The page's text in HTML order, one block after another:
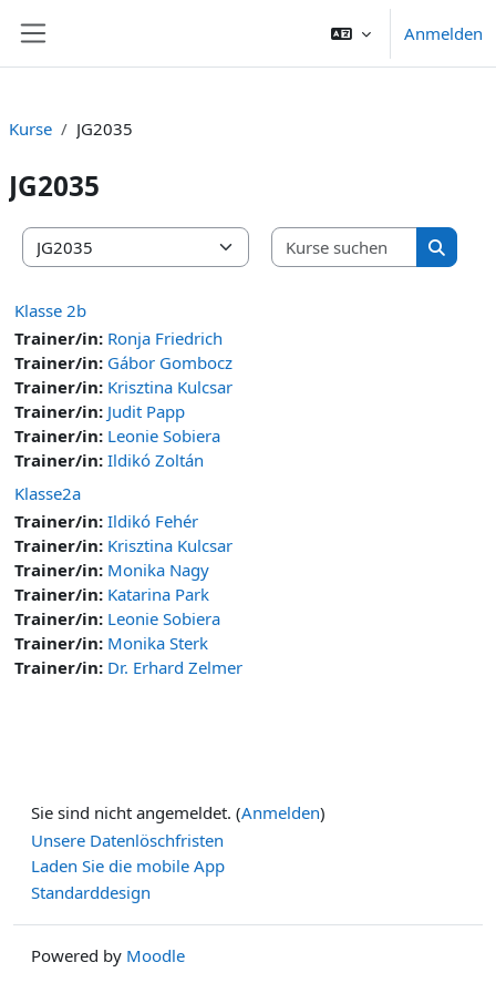
Anmelden
Kurse JG2035
JG2035
Kursbereiche
Kurse
Kurse
Klasse 2b
Trainer/in: Ronja Friedrich
Trainer/in: Gábor Gombocz
Trainer/in: Krisztina Kulcsar
Trainer/in: Judit Papp
Trainer/in: Leonie Sobiera
Trainer/in: Ildikó Zoltán
Klasse2a
Trainer/in: Ildikó Fehér
Trainer/in: Krisztina Kulcsar
Trainer/in: Monika Nagy
Trainer/in: Katarina Park
Trainer/in: Leonie Sobiera
Trainer/in: Monika Sterk
Trainer/in: Dr. Erhard Zelmer
Sie sind nicht angemeldet. (Anmelden)
Unsere Datenlöschfristen
Laden Sie die mobile App
Standarddesign
Powered by Moodle